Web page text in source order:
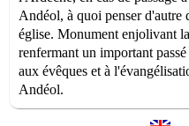
Andéol, à quoi penser d'autre
église. Monument enjolivant
renfermant un important
aux évêques et à
Andéol.